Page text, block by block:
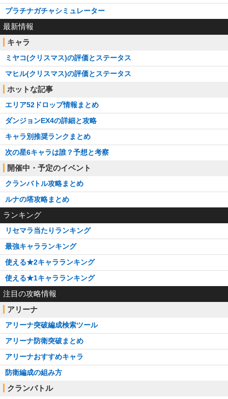
プラチナガチャシミュレーター
最新情報
キャラ
ミヤコ(クリスマス)の評価とステータス
マヒル(クリスマス)の評価とステータス
ホットな記事
エリア52ドロップ情報まとめ
ダンジョンEX4の詳細と攻略
キャラ別推奨ランクまとめ
次の星6キャラは誰？予想と考察
開催中・予定のイベント
クランバトル攻略まとめ
ルナの塔攻略まとめ
ランキング
リセマラ当たりランキング
最強キャラランキング
使える★2キャラランキング
使える★1キャラランキング
注目の攻略情報
アリーナ
アリーナ突破編成検索ツール
アリーナ防衛突破まとめ
アリーナおすすめキャラ
防衛編成の組み方
クランバトル